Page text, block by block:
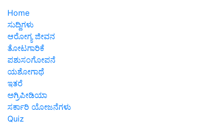
Home
ಸುದ್ದಿಗಳು
ಆರೋಗ್ಯ ಜೀವನ
ತೋಟಗಾರಿಕೆ
ಪಶುಸಂಗೋಪನೆ
ಯಶೋಗಾಥೆ
ಇತರೆ
ಅಗ್ರಿಪೀಡಿಯಾ
ಸರ್ಕಾರಿ ಯೋಜನೆಗಳು
Quiz